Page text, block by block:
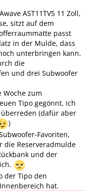
AST11TV5 11 Zoll,
sitzt auf dem
passt
in der Mulde, dass
unterbringen kann.
die
und drei Subwoofer
zum
Tipo gegönnt, ich
(dafür aber
)
Favoriten,
die Reserveradmulde
und der
der Tipo den
hat.